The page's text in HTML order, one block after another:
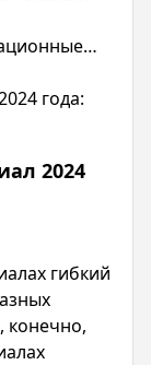
и
2024
гибкий
конечно,